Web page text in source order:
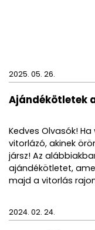
2025. 05. 26.
Ajándékötletek
Kedves Olvasók!
vitorlázó, akinek
jársz! Az
ajándékötletet,
majd a vitorlás
2024. 02. 24.